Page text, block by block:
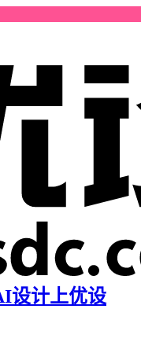
设计上优设